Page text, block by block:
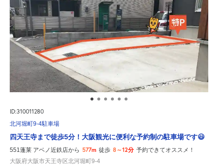
ID:310011280
北河堀町9-4駐車場
四天王寺まで徒歩5分！大阪観光に便利な予約制の駐車場です😃
551蓬莱 アベノ近鉄店から 577m 徒歩 8～12分 予約できてオススメ！
大阪府大阪市天王寺区北河堀町9-4